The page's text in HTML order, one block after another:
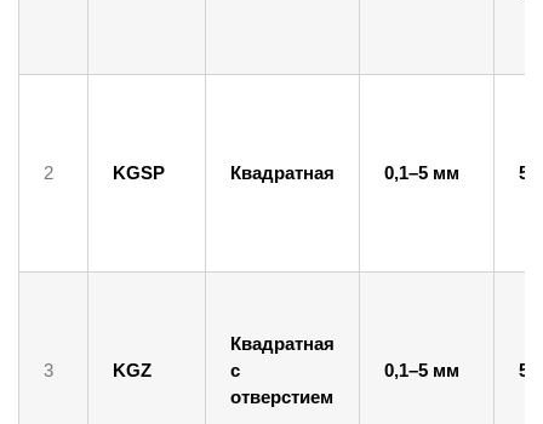
2 KGSP Квадратная 0,1–5 мм
3 KGZ
Квадратная
с
отверстием
0,1–5 мм